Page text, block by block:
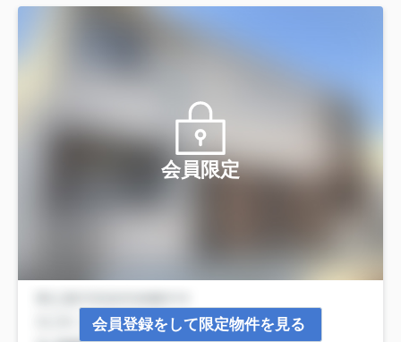
会員限定
会員登録をして限定物件を見る